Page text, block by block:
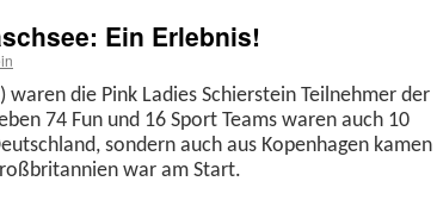
Ein Erlebnis!
die Pink Ladies Schier­stein Teil­nehmer der
74 Fun und 16 Sport Teams waren auch 10
son­dern auch aus Kopen­hagen kamen
war am Start.